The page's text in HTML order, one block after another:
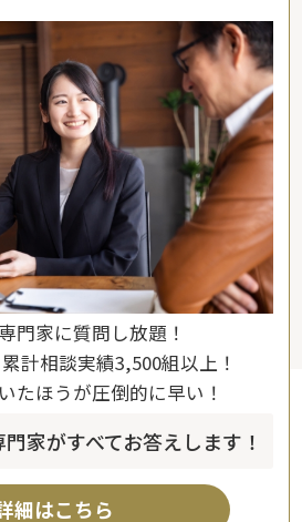
門家に質問し放題！
計相談実績3,500組以上！
たほうが圧倒的に早い！
家がすべてお答えします！
細はこちら